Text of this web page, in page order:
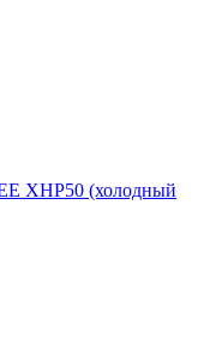
XHP50 (холодный